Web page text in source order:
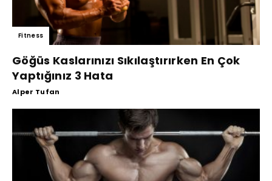
Fitness
Göğüs Kaslarınızı Sıkılaştırırken En Çok
Yaptığınız 3 Hata
Alper Tufan